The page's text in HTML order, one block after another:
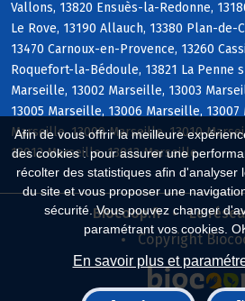
Afin de vous offrir la meilleure
des cookies : pour assurer une
récolter des statistiques afin d'analyser
du site et vous proposer une
sécurité. Vous pouvez changer
paramétrant vos cookies.
En savoir plus et
Vallons, 13820 Ensuès-la-Redonne,
Le Rove, 13190 Allauch, 13380 Plan-de-
13470 Carnoux-en-Provence, 13260
Roquefort-la-Bédoule, 13821 La Penne
Marseille, 13002 Marseille, 13003
13005 Marseille, 13006 Marseille, 13007
Marseille, 13009 Marseille, 13010
13012 Marseille, 13013 Marseille
Biocoop.fr
Le
Copyright